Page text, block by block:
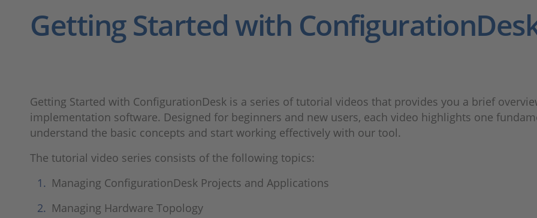
Getting Started with
Getting Started with ConfigurationDesk is a series of tutorial videos that provides you a brief
implementation software. Designed for beginners and new users, each video highlights one
understand the basic concepts and start working effectively with our tool.
The tutorial video series consists of the following topics:
Managing ConfigurationDesk Projects and Applications
Managing Hardware Topology